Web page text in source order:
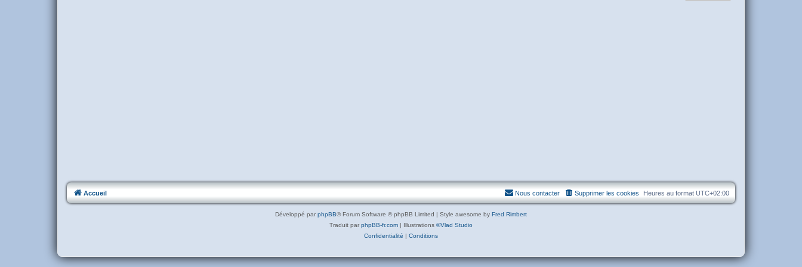
Accueil Heures au format UTC+02:00
Supprimer les cookies
Nous contacter
Développé par phpBB® Forum Software © phpBB Limited | Style awesome by Fred Rimbert
Traduit par phpBB-fr.com | Illustrations ©Vlad Studio
Confidentialité | Conditions